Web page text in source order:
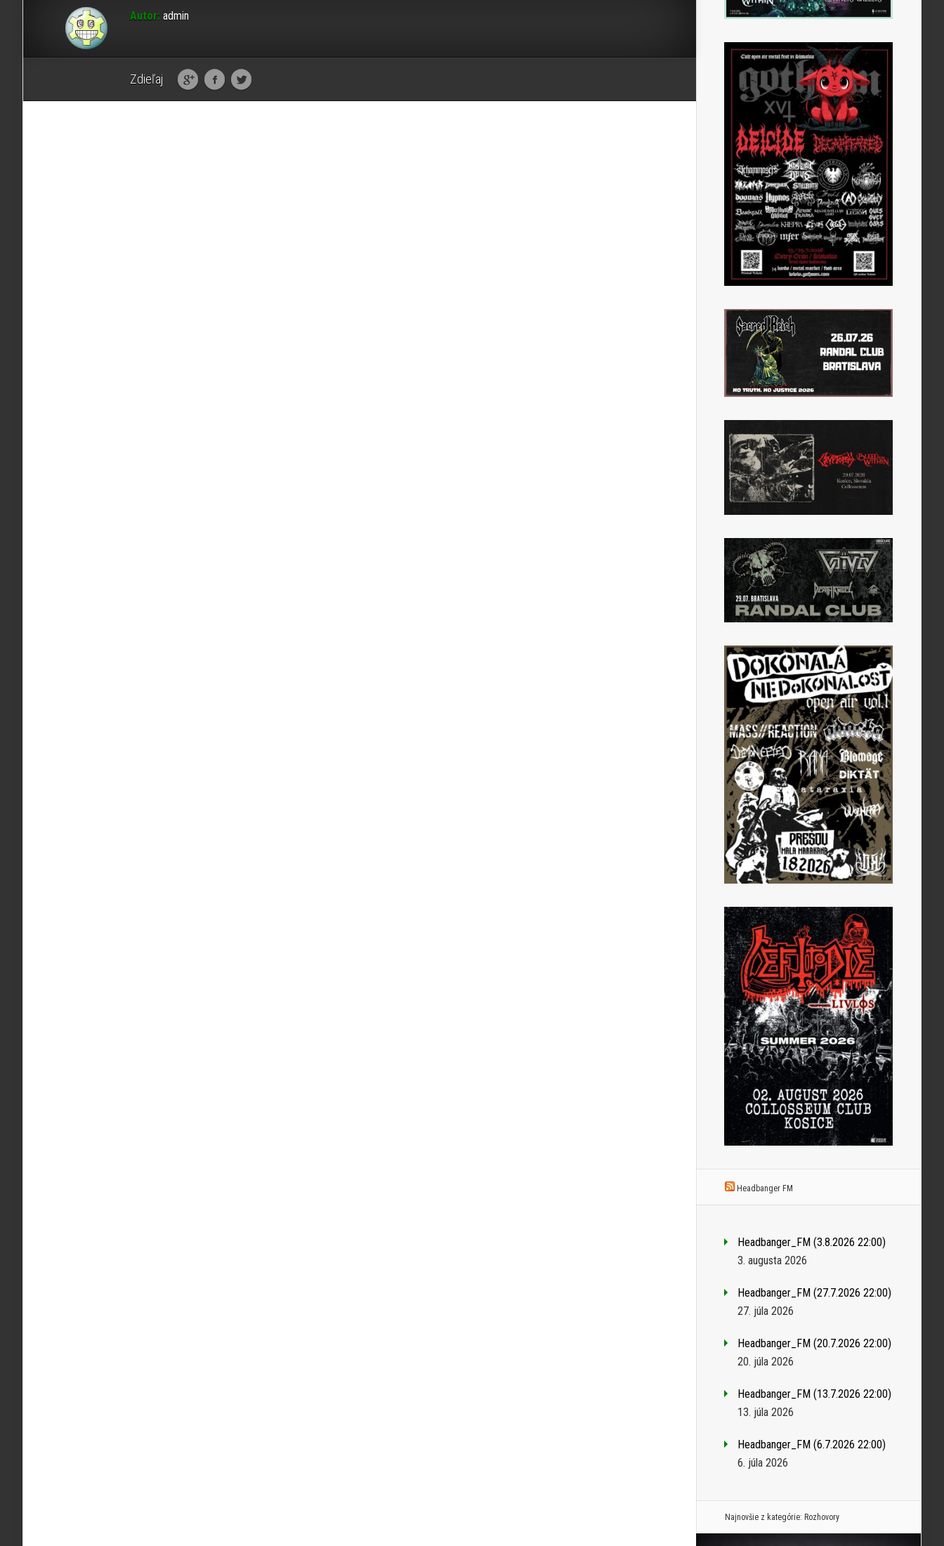
Autor: admin
Zdieľaj
Headbanger FM
Headbanger_FM (3.8.2026 22:00)
3. augusta 2026
Headbanger_FM (27.7.2026 22:00)
27. júla 2026
Headbanger_FM (20.7.2026 22:00)
20. júla 2026
Headbanger_FM (13.7.2026 22:00)
13. júla 2026
Headbanger_FM (6.7.2026 22:00)
6. júla 2026
Najnovšie z kategórie: Rozhovory